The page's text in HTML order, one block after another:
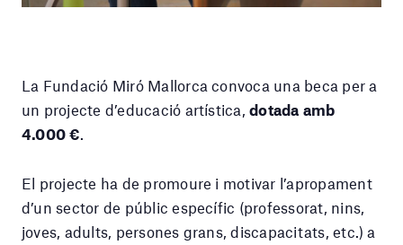
La Fundació Miró Mallorca convoca una beca per a
un projecte d’educació artística, dotada amb
4.000 €
El projecte ha de promoure i motivar l’apropament
d’un sector de públic específic (professorat, nins,
joves, adults, persones grans, discapacitats, etc.) a